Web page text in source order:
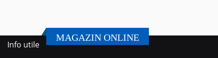
MAGAZIN ONLINE
Info utile